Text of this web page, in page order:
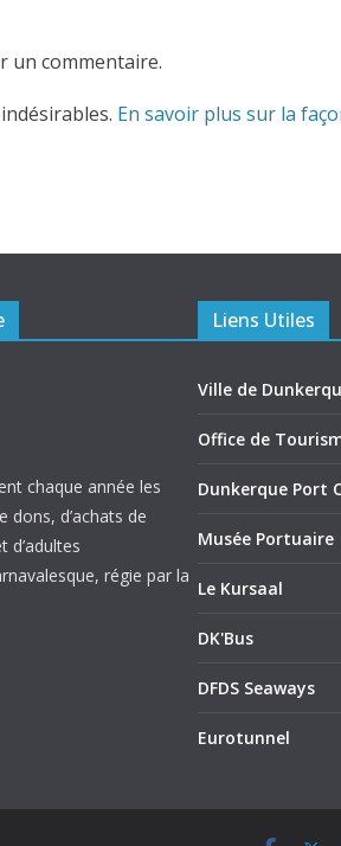
un commentaire.
En savoir plus sur la
chaque année les
d’achats de
d’adultes
régie par la
Liens Utiles
Ville de
Office de
Dunkerque Port
Musée Portuaire
Le Kursaal
DK'Bus
DFDS Seaways
Eurotunnel